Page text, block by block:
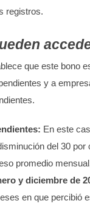
registros.
que este bono
y a
En este
del 30
promedio
y diciembre de
en que percibió